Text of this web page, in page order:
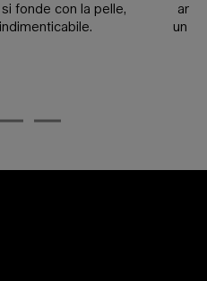
fonde con la pelle,
un